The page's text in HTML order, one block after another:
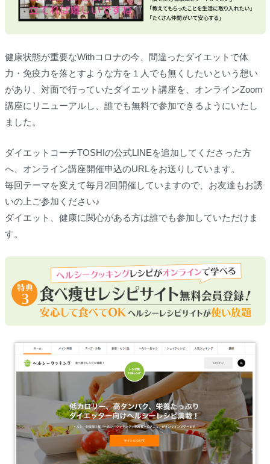
健康状態が重要なWithコロナの今、間違ったダイエットで体
力・免疫力を落とすような方を１人でも無くしたいという想い
があり、対面で行っていたダイエット講座を、オンラインZoom
講座にリニューアルし、誰でも無料で参加できるようにいたし
ました。
ダイエットコーチTOSHIの公式LINEを追加してくださった方
へ、オンライン講座開催申込のURLをお送りしています。
毎回テーマを変えて毎月2回開催していますので、お友達もお誘
いの上ご参加ください♪
ダイエット、健康に関心がある方は誰でも参加していただけま
す。